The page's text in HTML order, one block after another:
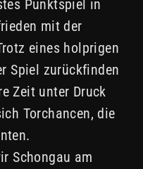
Punktspiel in
mit der
eines holprigen
Spiel zurückfinden
Zeit unter Druck
Torchancen, die
Schongau am